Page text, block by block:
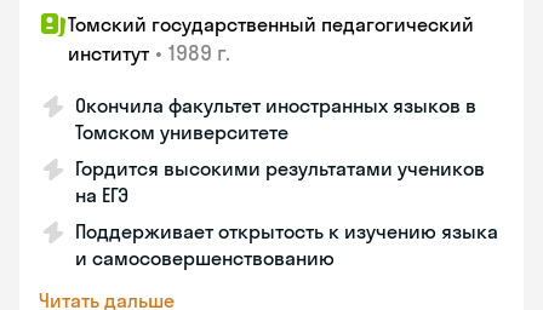
Томский государственный педагогический
институт • 1989 г.
Окончила факультет иностранных языков в
Томском университете
Гордится высокими результатами учеников
на ЕГЭ
Поддерживает открытость к изучению языка
и самосовершенствованию
Читать дальше